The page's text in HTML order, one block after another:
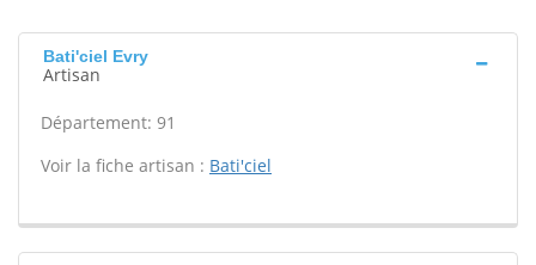
Bati'ciel Evry
Artisan
Département: 91
Voir la fiche artisan : Bati'ciel